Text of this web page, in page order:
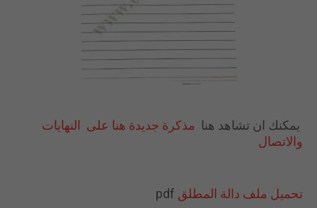
يمكنك ان تشاهد هنا
مذكرة جديدة هنا على النهايات
والاتصال
تحميل ملف دالة المطلق